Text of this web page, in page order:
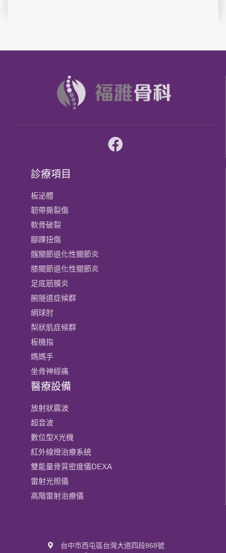
診療項目
板泌體
韌帶撕裂傷
軟骨破裂
腳踝扭傷
髖關節退化性關節炎
膝關節​退化性關節炎
足底筋膜炎
腕隧道症候群
網球肘
梨狀肌症候群
板機指
媽媽手
坐骨神經痛
醫療設備
放射狀震波
超音波
數位型X光機
紅外線燈治療系統
雙能量骨質密度儀DEXA
雷射光照儀
高階雷射治療儀
台中市西屯區台灣大道四段868號